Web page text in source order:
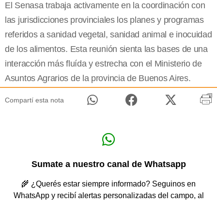
El Senasa trabaja activamente en la coordinación con
las jurisdicciones provinciales los planes y programas
referidos a sanidad vegetal, sanidad animal e inocuidad
de los alimentos. Esta reunión sienta las bases de una
interacción más fluída y estrecha con el Ministerio de
Asuntos Agrarios de la provincia de Buenos Aires.
Compartí esta nota
Sumate a nuestro canal de Whatsapp
🌾 ¿Querés estar siempre informado? Seguinos en
WhatsApp y recibí alertas personalizadas del campo, al